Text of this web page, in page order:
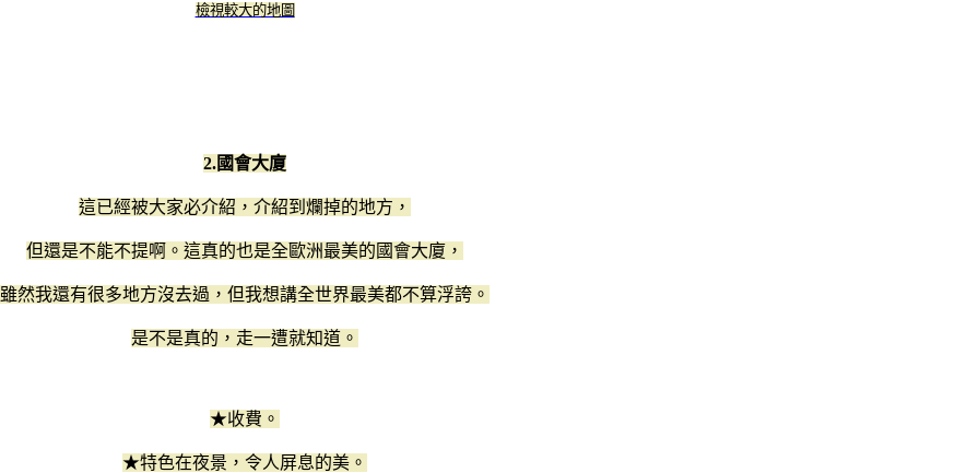
檢視較大的地圖
2.國會大廈
這已經被大家必介紹，介紹到爛掉的地方，
但還是不能不提啊。這真的也是全歐洲最美的國會大廈，
雖然我還有很多地方沒去過，但我想講全世界最美都不算浮誇。
是不是真的，走一遭就知道。
★收費。
★特色在夜景，令人屏息的美。